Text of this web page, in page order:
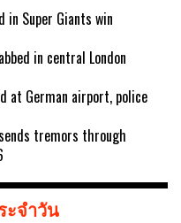
Super Giants win
in central London
at German airport, police
tremors through
ะจำวัน